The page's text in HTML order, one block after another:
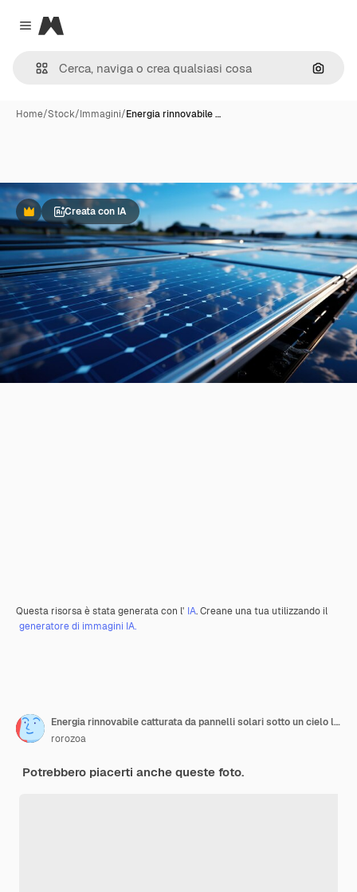
Close menu
Magnific
Cerca
Home/Stock/Immagini/Energia rinnovabile …
PremiumCreata con IA
Questa risorsa è stata generata con l' IA. Creane una tua utilizzando il
generatore di immagini IA.
Energia rinnovabile catturata da pannelli solari sotto un cielo limpido
rorozoa
Potrebbero piacerti anche queste foto.